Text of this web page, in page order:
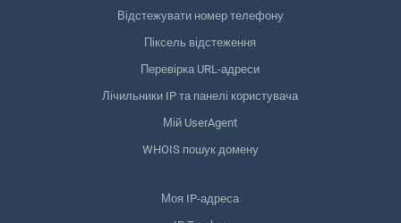
Відстежувати номер телефону
Піксель відстеження
Перевірка URL-адреси
Лічильники IP та панелі користувача
Мій UserAgent
WHOIS пошук домену
Моя IP-адреса